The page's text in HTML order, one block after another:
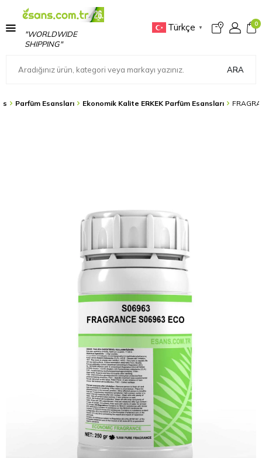
"WORLDWIDE
SHIPPING"
Türkçe ▼
0
ARA
Parfüm Esansları Ekonomik Kalite ERKEK Parfüm Esansları